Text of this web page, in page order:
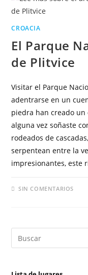
CROACIA
El Parque
de Plitvice
Visitar el Parque
adentrarse en un
piedra han creado
alguna vez soñaste
rodeados de
serpentean entre la
impresionantes, este
SIN COMENTARIOS